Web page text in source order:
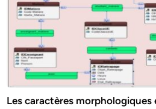
Les caractères